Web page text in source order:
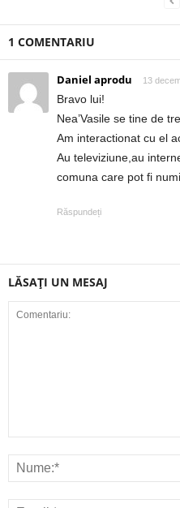
1 COMENTARIU
Daniel aprodu 13
Bravo lui!
Nea’Vasile se tine de
Am interactionat cu el
Au televiziune,au
comuna care pot fi
Răspundeți
LĂSAȚI UN MESAJ